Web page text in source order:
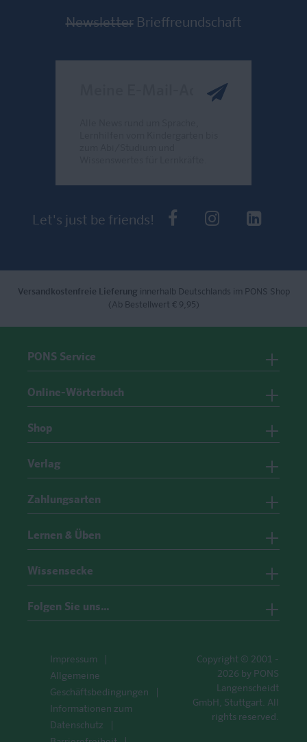
Newsletter Brieffreundschaft
Let's just be friends! PONS beiPONS bei
Versandkostenfreie Lieferung innerhalb Deutschlands im PONS Shop
(Ab Bestellwert € 9,95)
PONS Service
Online-Wörterbuch
Shop
Verlag
Zahlungsarten
Lernen & Üben
Wissensecke
Folgen Sie uns…
Impressum
Allgemeine
Geschäftsbedingungen
Informationen zum
Datenschutz
Copyright © 2001 -
2026 by PONS
Langenscheidt
GmbH, Stuttgart. All
rights reserved.